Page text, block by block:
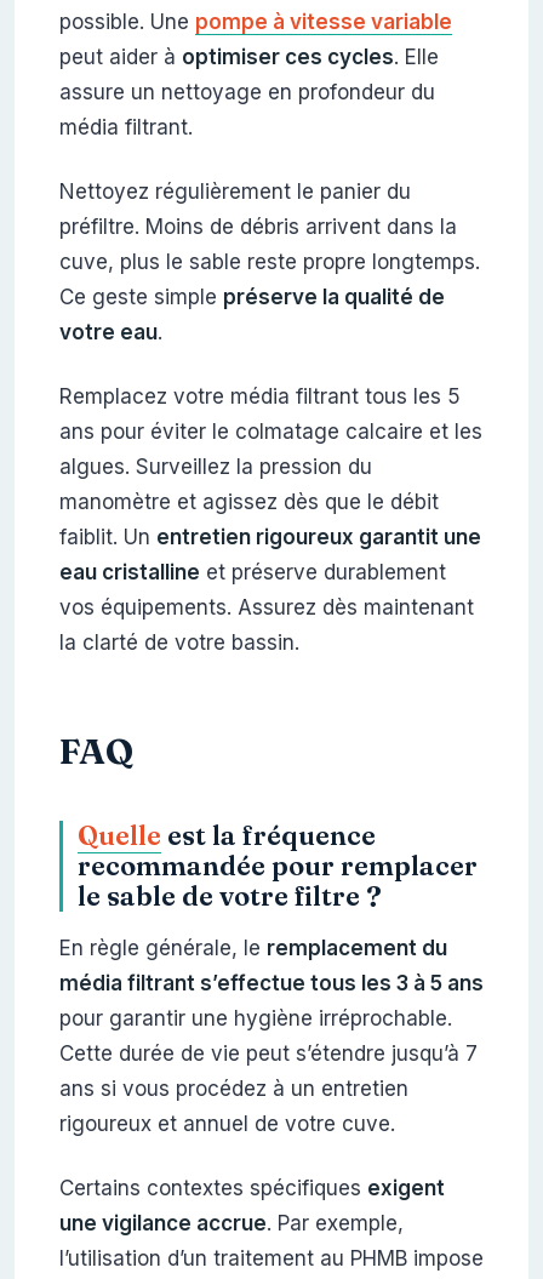
possible. Une pompe à vitesse variable
peut aider à optimiser ces cycles. Elle
assure un nettoyage en profondeur du
média filtrant.
Nettoyez régulièrement le panier du
préfiltre. Moins de débris arrivent dans la
cuve, plus le sable reste propre longtemps.
Ce geste simple préserve la qualité de
votre eau.
Remplacez votre média filtrant tous les 5
ans pour éviter le colmatage calcaire et les
algues. Surveillez la pression du
manomètre et agissez dès que le débit
faiblit. Un entretien rigoureux garantit une
eau cristalline et préserve durablement
vos équipements. Assurez dès maintenant
la clarté de votre bassin.
FAQ
Quelle est la fréquence
recommandée pour remplacer
le sable de votre filtre ?
En règle générale, le remplacement du
média filtrant s’effectue tous les 3 à 5 ans
pour garantir une hygiène irréprochable.
Cette durée de vie peut s’étendre jusqu’à 7
ans si vous procédez à un entretien
rigoureux et annuel de votre cuve.
Certains contextes spécifiques exigent
une vigilance accrue. Par exemple,
l’utilisation d’un traitement au PHMB impose